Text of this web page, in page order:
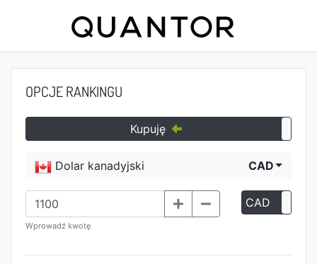
OPCJE RANKINGU
Kupuję
Dolar kanadyjski CAD
Wprowadź kwotę
CAD